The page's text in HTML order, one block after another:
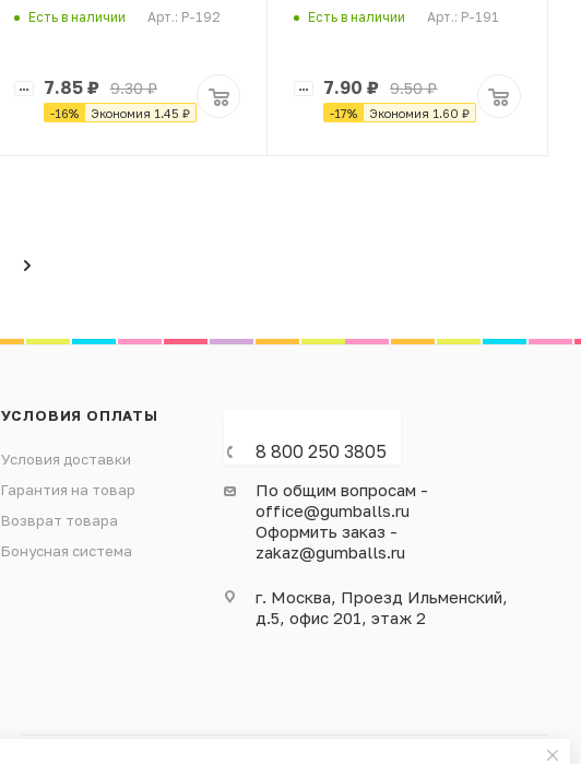
Есть в наличии Арт.: Р-192
7.85₽ 9.30₽
-16% Экономия 1.45 ₽
Есть в наличии Арт.: Р-191
7.90 ₽ 9.50₽
-17% Экономия 1.60 ₽
УСЛОВИЯ ОПЛАТЫ
Условия доставки
Гарантия на товар
Возврат товара
Бонусная система
8 800 250 3805
По общим вопросам -
office@gumballs.ru
Оформить заказ -
zakaz@gumballs.ru
г. Москва, Проезд Ильменский,
д.5, офис 201, этаж 2